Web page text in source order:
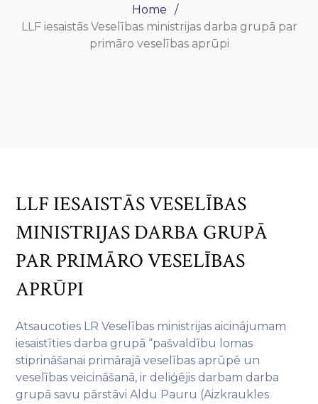
Home
LLF iesaistās Veselības ministrijas darba grupā par
primāro veselības aprūpi
LLF IESAISTĀS VESELĪBAS
MINISTRIJAS DARBA GRUPĀ
PAR PRIMĀRO VESELĪBAS
APRŪPI
Atsaucoties LR Veselības ministrijas aicinājumam
iesaistīties darba grupā “pašvaldību lomas
stiprināšanai primārajā veselības aprūpē un
veselības veicināšanā, ir deliģējis darbam darba
grupā savu pārstāvi Aldu Pauru (Aizkraukles